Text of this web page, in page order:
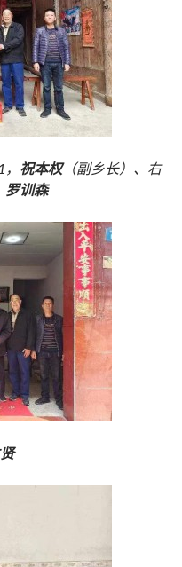
祝本权（副乡长）、右
罗训森